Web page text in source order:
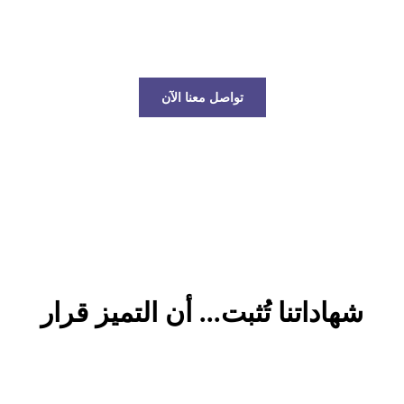
تواصل معنا الآن
شهاداتنا تُثبت... أن التميز قرار